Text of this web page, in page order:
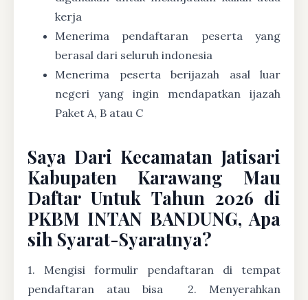
kerja
Menerima pendaftaran peserta yang
berasal dari seluruh indonesia
Menerima peserta berijazah asal luar
negeri yang ingin mendapatkan ijazah
Paket A, B atau C
Saya Dari Kecamatan Jatisari
Kabupaten Karawang Mau
Daftar Untuk Tahun 2026 di
PKBM INTAN BANDUNG, Apa
sih Syarat-Syaratnya?
1. Mengisi formulir pendaftaran di tempat
pendaftaran atau bisa
2. Menyerahkan